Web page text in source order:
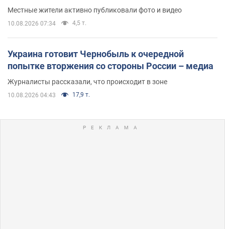
Местные жители активно публиковали фото и видео
10.08.2026 07:34 4,5 т.
Украина готовит Чернобыль к очередной
попытке вторжения со стороны России – медиа
Журналисты рассказали, что происходит в зоне
10.08.2026 04:43 17,9 т.